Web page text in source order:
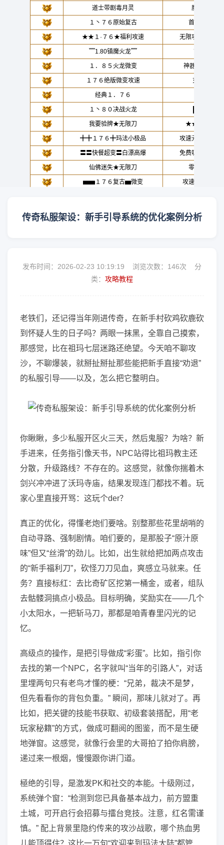
传奇私服架设：新手引导系统的优化案例分析
发布时间：2026-02-23 10:19:19 浏览次数： 146次 分
类： 攻略教程
老铁们，还记得当年刚进传奇，在新手村砍鸡砍鹿砍
到怀疑人生的日子吗？两眼一抹黑，全靠自己摸索，
那感觉，比在祖玛七层迷路还绝望。今天咱不聊攻
沙，不聊爆装，就掰扯掰扯那些能把新手直接“劝退”
的私服引导——以及，怎么把它整明白。
你瞅瞅，多少私服开区火三天，然后鬼服？为啥？新
手进来，任务指引像天书，NPC站得比祖玛教主还
分散，升级路线？不存在的。这感觉，就像你揣着木
剑兴冲冲进了沃玛寺庙，结果发现连门都找不着。玩
家心里直接开骂：这玩个der？
真正的优化，得懂老炮们要啥。别整那些花里胡哨的
自动寻路、强制剧情。咱们要的，是那股子“原汁原
味”但又“丝滑”的劲儿。比如，出生就给把加两点攻击
的“新手福利刀”，砍怪刀刀见血，爽感立马就来。任
务？直接标红：去比奇矿区挖第一桶金，或者，组队
去骷髅洞搞点小极品。目标明确，奖励实在——几个
小太阳水，一把斩马刀，那都是咱青春里闪光的记
忆。
高级点的操作，是把引导做成“彩蛋”。比如，指引你
去找的第一个NPC，名字就叫“当年的引路人”，对话
里埋两句只有老鸟才懂的梗：“兄弟，裁决不是梦，
但先看看你的背包负重。” 瞬间，那味儿就对了。再
比如，把关键的技能书获取、初级套装搭配，用“老
玩家秘籍”的方式，做成可翻阅的图鉴，而不是生硬
地弹窗。这感觉，就像行会里的大哥拍了拍你肩膀，
递过来一根烟，慢慢跟你讲门道。
極绝的引导，是激发PK和社交的本能。十级刚过，
系统弹个窗：“检测到您已具备基本战力，前方盟重
土城，可开启行会招募与擂台竞技。注意，红名需谨
慎。” 配上背景里隐约传来的攻沙战歌，哪个热血男
儿能顶得住？这比一万句“欢迎来到玛法大陆”都管